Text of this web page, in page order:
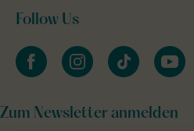
Follow Us
facebookinstagramtiktok youtube
Zum Newsletter anmelden